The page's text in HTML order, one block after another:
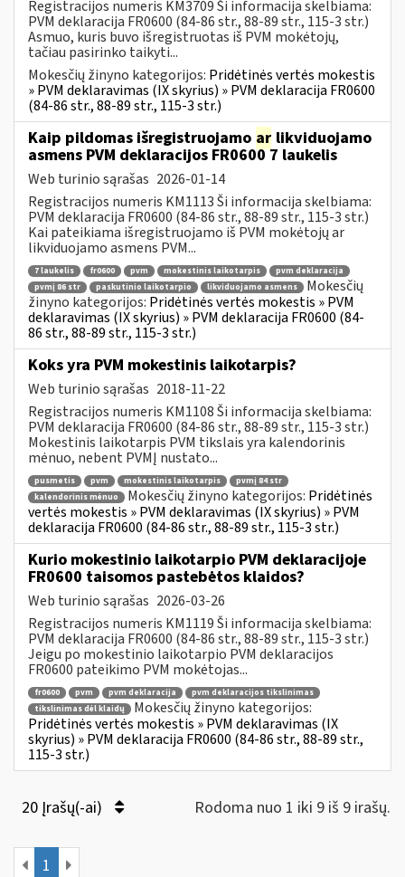
Registracijos numeris KM3709 Ši informacija skelbiama:
PVM deklaracija FR0600 (84-86 str., 88-89 str., 115-3 str.)
Asmuo, kuris buvo išregistruotas iš PVM mokėtojų,
tačiau pasirinko taikyti...
Mokesčių žinyno kategorijos: Pridėtinės vertės mokestis
» PVM deklaravimas (IX skyrius) » PVM deklaracija FR0600
(84-86 str., 88-89 str., 115-3 str.)
Kaip pildomas išregistruojamo ar likviduojamo
asmens PVM deklaracijos FR0600 7 laukelis
Web turinio sąrašas 2026-01-14
Registracijos numeris KM1113 Ši informacija skelbiama:
PVM deklaracija FR0600 (84-86 str., 88-89 str., 115-3 str.)
Kai pateikiama išregistruojamo iš PVM mokėtojų ar
likviduojamo asmens PVM...
7 laukelis fr0600 pvm mokestinis laikotarpis
pvm deklaracija
pvmį 86 str
paskutinio laikotarpio likviduojamo asmens
Mokesčių
žinyno kategorijos: Pridėtinės vertės mokestis » PVM
deklaravimas (IX skyrius) » PVM deklaracija FR0600 (84-
86 str., 88-89 str., 115-3 str.)
Koks yra PVM mokestinis laikotarpis?
Web turinio sąrašas 2018-11-22
Registracijos numeris KM1108 Ši informacija skelbiama:
PVM deklaracija FR0600 (84-86 str., 88-89 str., 115-3 str.)
Mokestinis laikotarpis PVM tikslais yra kalendorinis
mėnuo, nebent PVMĮ nustato...
pusmetis pvm mokestinis laikotarpis
pvmį 84 str
kalendorinis mėnuo
Mokesčių žinyno kategorijos: Pridėtinės
vertės mokestis » PVM deklaravimas (IX skyrius) » PVM
deklaracija FR0600 (84-86 str., 88-89 str., 115-3 str.)
Kurio mokestinio laikotarpio PVM deklaracijoje
FR0600 taisomos pastebėtos klaidos?
Web turinio sąrašas 2026-03-26
Registracijos numeris KM1119 Ši informacija skelbiama:
PVM deklaracija FR0600 (84-86 str., 88-89 str., 115-3 str.)
Jeigu po mokestinio laikotarpio PVM deklaracijos
FR0600 pateikimo PVM mokėtojas...
fr0600 pvm pvm deklaracija
pvm deklaracijos tikslinimas
tikslinimas dėl klaidų
Mokesčių žinyno kategorijos:
Pridėtinės vertės mokestis » PVM deklaravimas (IX
skyrius) » PVM deklaracija FR0600 (84-86 str., 88-89 str.,
115-3 str.)
20 Įrašų(-ai) Rodoma nuo 1 iki 9 iš 9 irašų.
1